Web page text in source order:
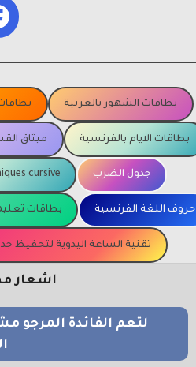
بطاقات الشهور بالعربية
بطاقات الايام بالفرنسية ميثاق
جدول الضرب cursive
حروف اللغة الفرنسية بطاقات
تقنية الساعة اليدوية لتحفيظ
اشعار
لتعم الفائدة المرجو